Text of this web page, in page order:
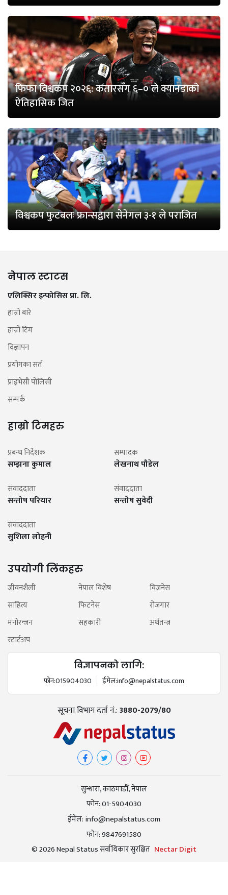
फिफा विश्वकप २०२६: कतारसँग ६–० ले क्यानडाको
ऐतिहासिक जित
विश्वकप फुटबलः फ्रान्सद्वारा सेनेगल ३-१ ले पराजित
नेपाल स्टाटस
एलिक्सिर इन्फोसिस प्रा. लि.
हाम्रो बारे
हाम्रो टिम
विज्ञापन
प्रयोगका सर्त
प्राइभेसी पोलिसी
सम्पर्क
हाम्रो टिमहरु
प्रबन्ध निर्देशक
सम्झना कुमाल
सम्पादक
लेखनाथ पौडेल
संवाददाता
सन्तोष परियार
संवाददाता
सन्तोष सुवेदी
संवाददाता
सुशिला लोहनी
उपयोगी लिंकहरु
जीवनशैली नेपाल विशेष
विजनेस
साहित्य
फिटनेस
रोजगार
मनोरन्जन
सहकारी
अर्थतन्त्र
स्टार्टअप
विज्ञापनको लागि:
फोन:015904030 ईमेल:info@nepalstatus.com
सूचना विभाग दर्ता नं.:3880-2079/80
सुन्धारा, काठमाडौँ, नेपाल
फोन:01-5904030
ईमेल: info@nepalstatus.com
फोन:9847691580
© 2026 Nepal Status सर्वाधिकार सुरक्षित Nectar Digit